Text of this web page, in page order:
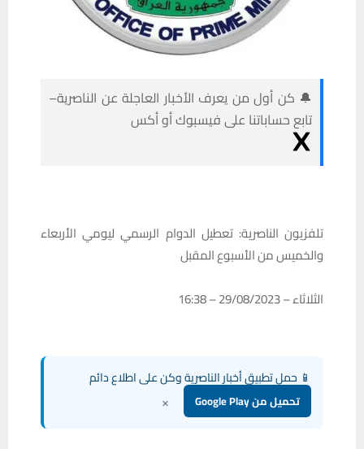
🔔 كن أول من يعرف الأخبار العاجلة عن الناصرية–
تابع حساباتنا على فيسبوك أو أكس
تلفزيون الناصرية: تعطيل الدوام الرسمي ليومي الأربعاء
والخميس من الأسبوع المقبل
الثلاثاء – 29/08/2023 – 16:38
📱 حمل تطبيق أخبار الناصرية وكن على اطلاع دائم
تحميل من Google Play ×